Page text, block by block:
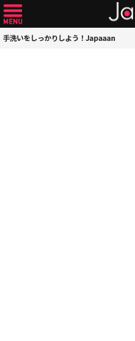
手洗いをしっかりしよう！Japaaan